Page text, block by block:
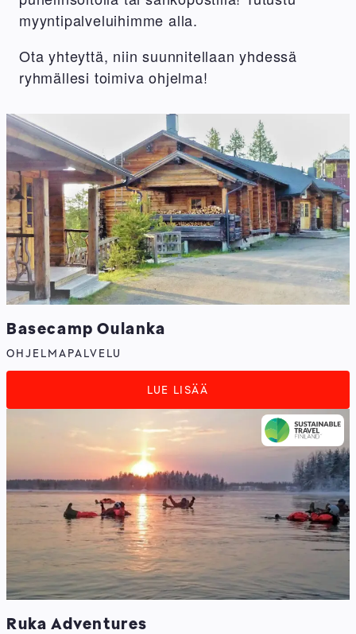
myyntipalveluihimme alla.
Ota yhteyttä, niin suunnitellaan yhdessä
ryhmällesi toimiva ohjelma!
Basecamp Oulanka
OHJELMAPALVELU
LUE LISÄÄ
Ruka Adventures